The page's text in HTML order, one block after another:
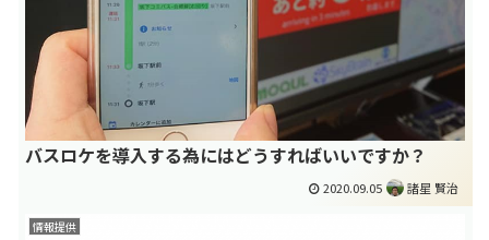
バスロケを導入する為にはどうすればいいですか？
2020.09.05 諸星 賢治
情報提供